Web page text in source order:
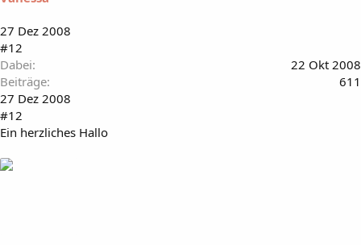
27 Dez 2008
#12
Dabei
22 Okt 2008
Beiträge
611
27 Dez 2008
#12
Ein herzliches Hallo